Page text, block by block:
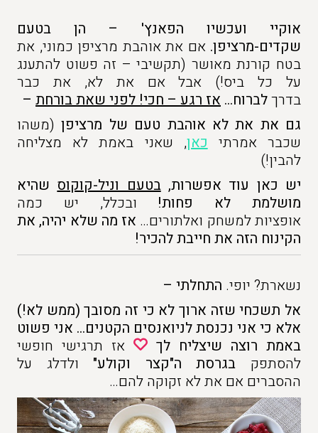
אוקיי ועכשיו הפאנץ' – הן בטעם
שקדים-מרציפן. אם את אוהבת מרציפן כמוני, את
בטח קורנת מאושר (תקשיבי – זה פשוט להתענג
על כל ביס!) אבל אם את לא, את כבר
בדרךלברוח… אזרגע – חכי! לפני שאת בורחת –
גם את את לא אוהבת טעם של מרציפן(משהו
שכבר אמרתיכאן, שאני באמת לא מצליחה
להבין!)
יש כאן עוד אפשרות, בטעם וניל-קוקוסשהיא
מושלמת לא פחות! ובכלל, יש כמה
אופציות למשחק ואלתורים… אז מה שלא יהיה, את
הקינוח הזה את חייבת להכיר!
נשארת? יופי. התחלתי –
אל תשכחי שזה ארוך לא כי זה מסובך (ממש לא!)
אלא כי אני נכנסת לניואנסים הקטנים… אני פשוט
באמת רוצה שיצליח לך
אז תרגישי חופשי
להסתפק בגרסת ה"קצר וקולע" ולדלג על
ההסברים אם את לא זקוקה להם…